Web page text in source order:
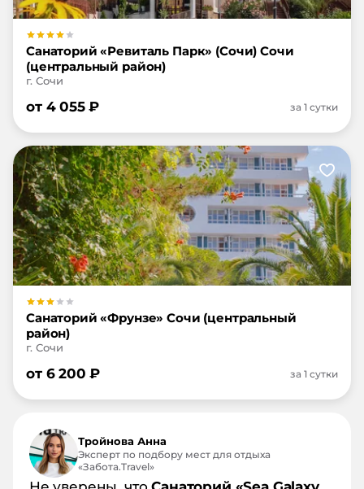
Санаторий «Ревиталь Парк» (Сочи) Сочи
(центральный район)
г. Сочи
от 4 055₽ за 1 сутки
Санаторий «Фрунзе» Сочи (центральный
район)
г. Сочи
от 6 200 ₽ за 1 сутки
Тройнова Анна
Эксперт по подбору мест для отдыха
«Забота.Travel»